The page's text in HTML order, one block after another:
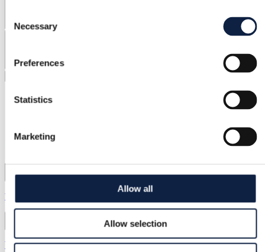
Selection
Necessary
Preferences
Statistics
Marketing
Allow all
Allow selection
Vagabond | 37
17,00 €